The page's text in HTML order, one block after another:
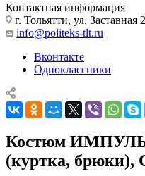
Контактная информация
г. Тольятти, ул. Заставная
info@politeks-tlt.ru
Вконтакте
Одноклассники
Костюм
(куртка, брюки),